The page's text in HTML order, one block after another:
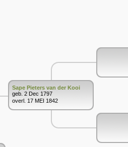
Sape Pieters van der Kooi
geb. 2 Dec 1797
overl. 17 MEI 1842